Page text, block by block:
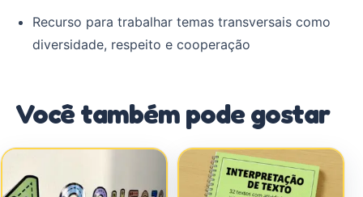
Recurso para trabalhar temas transversais como
diversidade, respeito e cooperação
Você também pode gostar